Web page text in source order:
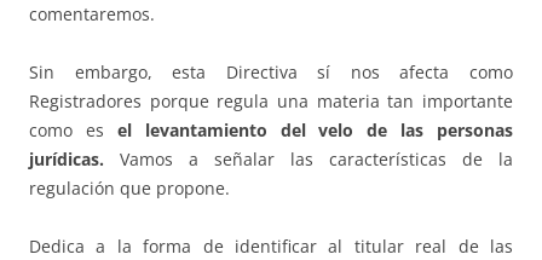
comentaremos.
Sin embargo, esta Directiva sí nos afecta como
Registradores porque regula una materia tan importante
como es el levantamiento del velo de las personas
jurídicas. Vamos a señalar las características de la
regulación que propone.
Dedica a la forma de identificar al titular real de las